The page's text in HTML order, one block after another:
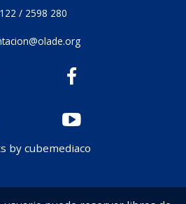
/ 2598 280
by cubemediaco